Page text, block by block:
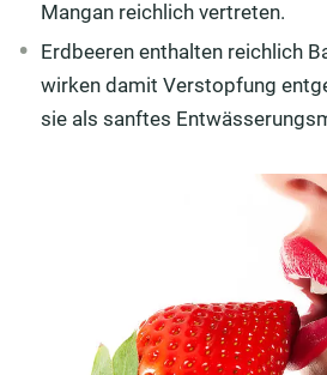
Mangan reichlich vertreten.
Erdbeeren enthalten reichlich
wirken damit Verstopfung
sie als sanftes